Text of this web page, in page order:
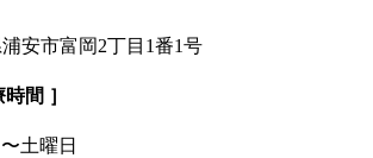
安市富岡2丁目1番1号
間 ］
土曜日